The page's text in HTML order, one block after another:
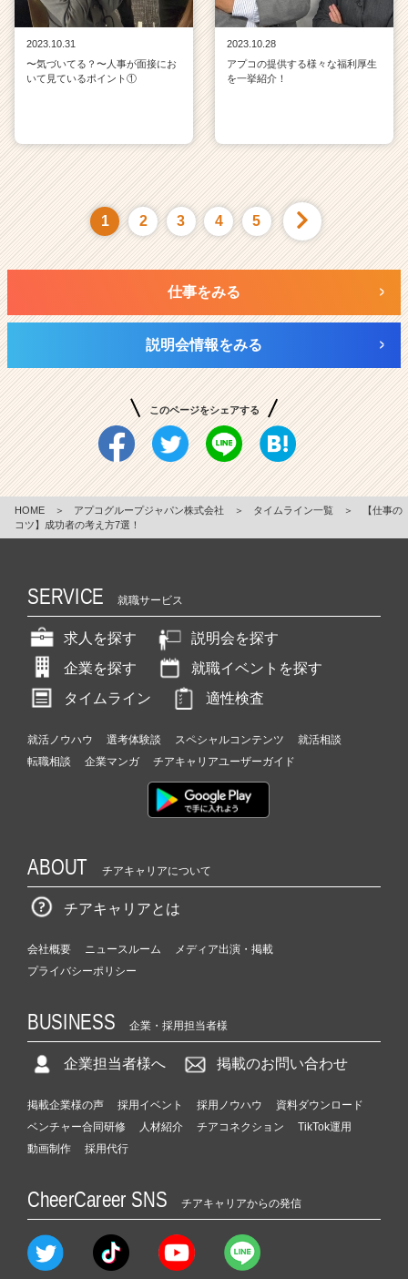
2023.10.31
〜気づいてる？〜人事が面接にお
いて見ているポイント①
2023.10.28
アプコの提供する様々な福利厚生
を一挙紹介！
1 2 3 4 5
仕事をみる
説明会情報をみる
このページをシェアする
HOME ＞ アプコグループジャパン株式会社 ＞ タイムライン一覧 ＞
【仕事の
コツ】成功者の考え方7選！
SERVICE 就職サービス
求人を探す
説明会を探す
企業を探す
就職イベントを探す
タイムライン
適性検査
就活ノウハウ 選考体験談 スペシャルコンテンツ
就活相談
転職相談
企業マンガ チアキャリアユーザーガイド
ABOUT チアキャリアについて
チアキャリアとは
会社概要 ニュースルーム
メディア出演・掲載
プライバシーポリシー
BUSINESS 企業・採用担当者様
企業担当者様へ 掲載のお問い合わせ
掲載企業様の声 採用イベント 採用ノウハウ
資料ダウンロード
ベンチャー合同研修
人材紹介 チアコネクション
TikTok運用
動画制作
採用代行
CheerCareer SNS チアキャリアからの発信